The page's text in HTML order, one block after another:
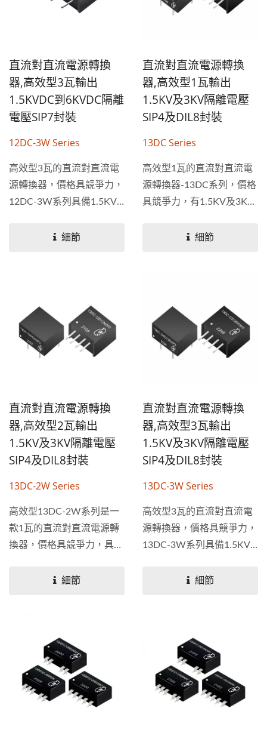
直流對直流電源轉換
器,高效型3瓦輸出
1.5KVDC到6KVDC隔離
電壓SIP7封裝
12DC-3W Series
高效型3瓦的直流對直流電
源轉換器，價格具競爭力，
12DC-3W系列具備1.5KV
和雙輸出規格，使用...
細節
直流對直流電源轉換
器,高效型1瓦輸出
1.5KV及3KV隔離電壓
SIP4及DIL8封裝
13DC Series
高效型1瓦的直流對直流電
源轉換器-13DC系列，價格
具競爭力，有1.5KV及3KV
出規格，使用4PIN...
細節
直流對直流電源轉換
器,高效型2瓦輸出
1.5KV及3KV隔離電壓
SIP4及DIL8封裝
13DC-2W Series
高效型13DC-2W系列是一
款1瓦的直流對直流電源轉
換器，價格具競爭力，具備
單輸出和雙輸出規格，使用
細節
直流對直流電源轉換
器,高效型3瓦輸出
1.5KV及3KV隔離電壓
SIP4及DIL8封裝
13DC-3W Series
高效型3瓦的直流對直流電
源轉換器，價格具競爭力，
13DC-3W系列具備1.5KV
和雙輸出規格，使用...
細節